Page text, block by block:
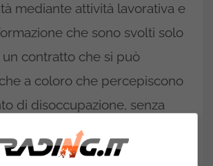
mediante attività lavorativa e
che sono svolti solo
un contratto che si può
a coloro che percepiscono
di disoccupazione, senza